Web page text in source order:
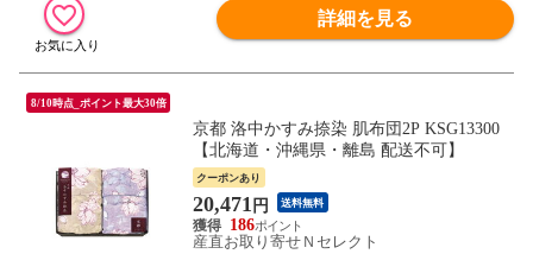
詳細を見る
8/10時点_ポイント最大30倍
京都 洛中かすみ捺染 肌布団2P KSG13300
【北海道・沖縄県・離島 配送不可】
クーポンあり
20,471 円 送料無料
186
産直お取り寄せＮセレクト